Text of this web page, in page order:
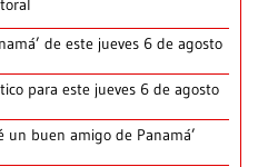
de este jueves 6 de agosto
para este jueves 6 de agosto
un buen amigo de Panamá’